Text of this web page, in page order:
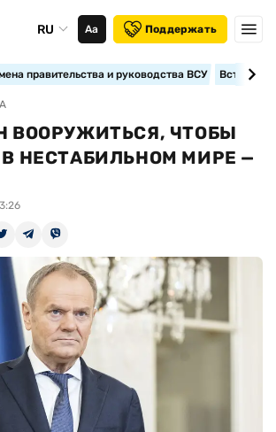
RU Аа Поддержать
правительства и руководства ВСУ
ВООРУЖИТЬСЯ, ЧТОБЫ
НЕСТАБИЛЬНОМ МИРЕ —